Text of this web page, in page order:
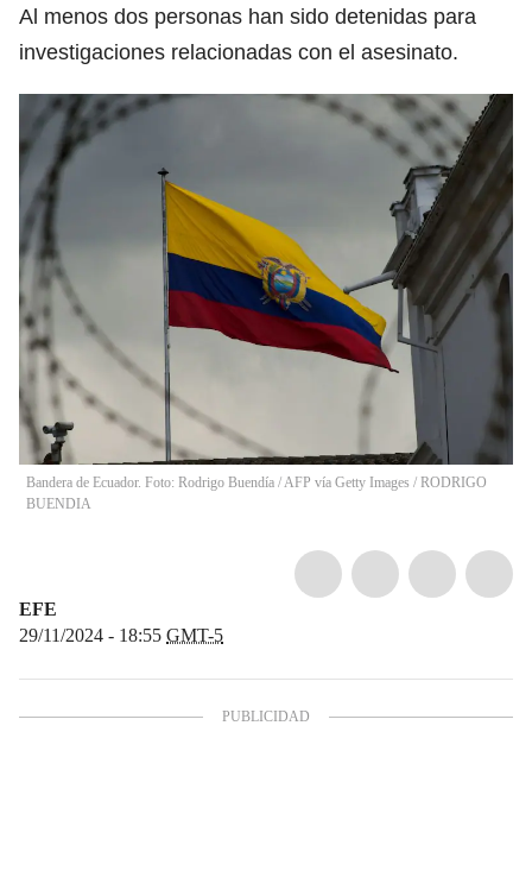
Al menos dos personas han sido detenidas para
investigaciones relacionadas con el asesinato.
Bandera de Ecuador. Foto: Rodrigo Buendía / AFP vía Getty Images / RODRIGO
BUENDIA
EFE
29/11/2024 - 18:55 GMT-5